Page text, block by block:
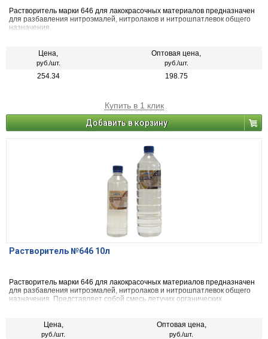
Растворитель марки 646 для лакокрасочных материалов предназначен
для разбавления нитроэмалей, нитролаков и нитрошпатлевок общего
назначения.
Цена,
руб./шт.
Оптовая цена,
руб./шт.
254.34 198.75
Купить в 1 клик
Добавить в корзину
Растворитель №646 10л
Растворитель марки 646 для лакокрасочных материалов предназначен
для разбавления нитроэмалей, нитролаков и нитрошпатлевок общего
назначения. Представляет собой смесь летучих органических
эмалей, улучшает их блеск, испаряется без сохранения запаха в
Цена,
руб./шт.
Оптовая цена,
руб./шт.